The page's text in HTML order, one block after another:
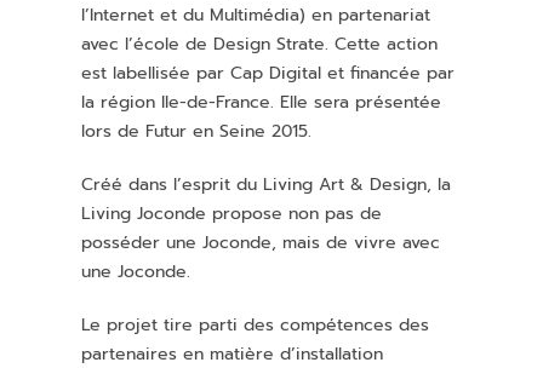
l’Internet et du Multimédia) en partenariat
avec l’école de Design Strate. Cette action
est labellisée par Cap Digital et financée par
la région Ile-de-France. Elle sera présentée
lors de Futur en Seine 2015.
Créé dans l’esprit du Living Art & Design, la
Living Joconde propose non pas de
posséder une Joconde, mais de vivre avec
une Joconde.
Le projet tire parti des compétences des
partenaires en matière d’installation